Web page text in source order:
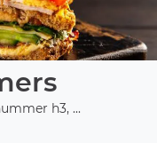
h3, ...